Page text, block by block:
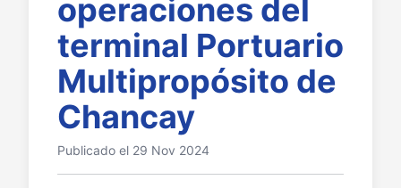
operaciones del
terminal Portuario
Multipropósito de
Chancay
Publicado el 29 Nov 2024